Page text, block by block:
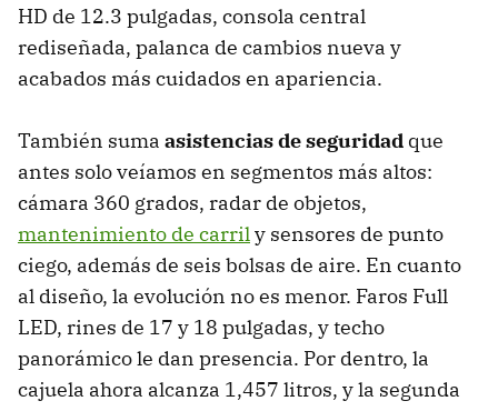
HD de 12.3 pulgadas, consola central
rediseñada, palanca de cambios nueva y
acabados más cuidados en apariencia.
También suma asistencias de seguridad que
antes solo veíamos en segmentos más altos:
cámara 360 grados, radar de objetos,
mantenimiento de carrily sensores de punto
ciego, además de seis bolsas de aire. En cuanto
al diseño, la evolución no es menor. Faros Full
LED, rines de 17 y 18 pulgadas, y techo
panorámico le dan presencia. Por dentro, la
cajuela ahora alcanza 1,457 litros, y la segunda